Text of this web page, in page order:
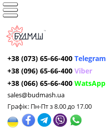
+38 (073) 65-66-400 Telegram
+38 (096) 65-66-400 Viber
+38 (066) 65-66-400 WatsApp
sales@budmash.ua
Графік: Пн-Пт з 8.00 до 17.00